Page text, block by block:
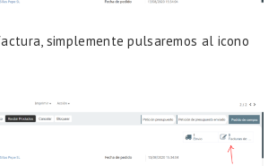
simplemente pulsaremos al icono